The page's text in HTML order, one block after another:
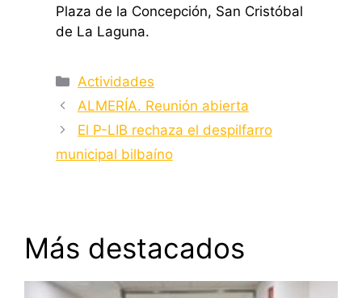
Plaza de la Concepción, San Cristóbal
de La Laguna.
Categorías
Actividades
ALMERÍA. Reunión abierta
El P-LIB rechaza el despilfarro
municipal bilbaíno
Más destacados